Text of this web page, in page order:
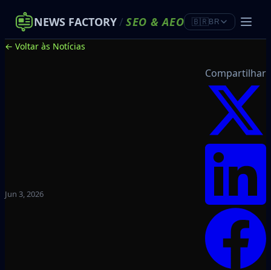
NEWS FACTORY/ SEO &AEO 🇧🇷BR
← Voltar às Notícias
Jun 3, 2026
Compartilhar